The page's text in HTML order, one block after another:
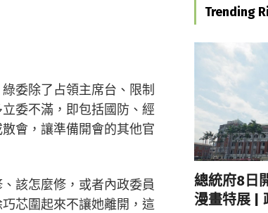
委除了占領主席台、限制
委不滿，即包括國防、經
會，讓準備開會的其他官
該怎麼修，或者內政委員
芯圍起來不讓她離開，這
Trending
總統府8日
漫畫特展 |